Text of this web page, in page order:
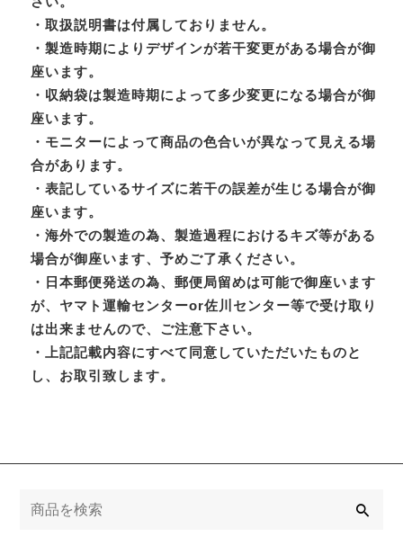
・取扱説明書は付属しておりません。
・製造時期によりデザインが若干変更がある場合が御
座います。
・収納袋は製造時期によって多少変更になる場合が御
座います。
・モニターによって商品の色合いが異なって見える場
合があります。
・表記しているサイズに若干の誤差が生じる場合が御
座います。
・海外での製造の為、製造過程におけるキズ等がある
場合が御座います、予めご了承ください。
・日本郵便発送の為、郵便局留めは可能で御座います
が、ヤマト運輸センターor佐川センター等で受け取り
は出来ませんので、ご注意下さい。
・上記記載内容にすべて同意していただいたものと
し、お取引致します。